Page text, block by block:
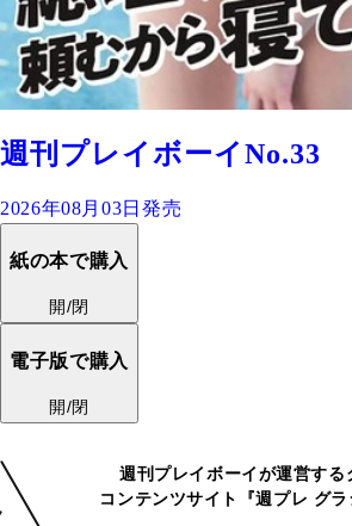
週刊プレイボーイNo.33
2026年08月03日発売
紙の本で購入
開/閉
電子版で購入
開/閉
週刊プレイボーイが運営する
コンテンツサイト『週プレ グラ